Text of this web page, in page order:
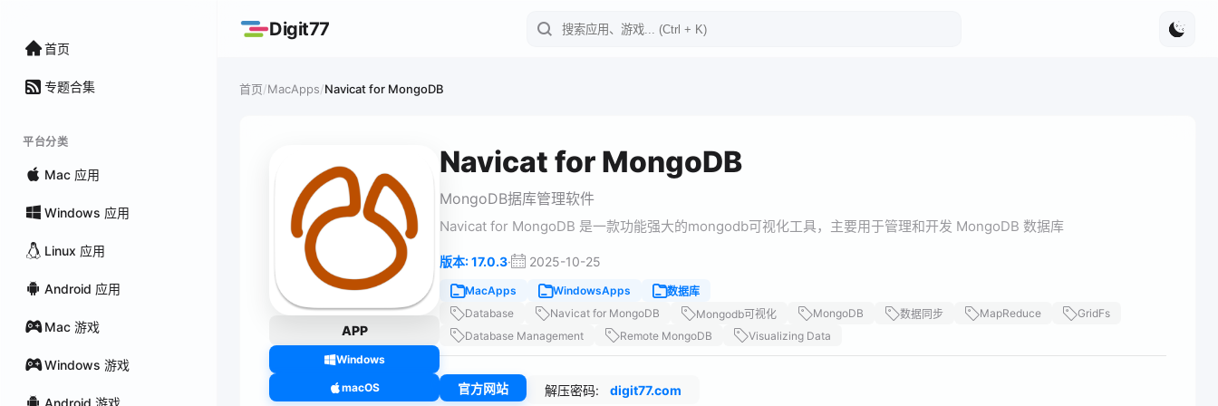
首页
专题合集
平台分类
Mac 应用
Windows 应用
Linux 应用
Android 应用
Mac 游戏
Windows 游戏
Android 游戏
Digit77
首页/MacApps/Navicat for MongoDB
APP
Windows
macOS
Navicat for MongoDB
MongoDB据库管理软件
Navicat for MongoDB 是一款功能强大的mongodb可视化工具，主要用于管理和开发 MongoDB 数据库
版本: 17.0.3· 2025-10-25
MacApps WindowsApps
数据库
Database
Navicat for MongoDB Mongodb可视化 MongoDB 数据同步 MapReduce
GridFs
Database Management
Remote MongoDB Visualizing Data
官方网站 解压密码: digit77.com